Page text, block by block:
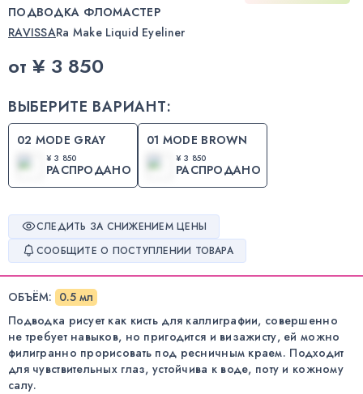
ПОДВОДКА ФЛОМАСТЕР
RAVISSARa Make Liquid Eyeliner
от ¥ 3 850
ВЫБЕРИТЕ ВАРИАНТ:
02 MODE GRAY
¥ 3 850
РАСПРОДАНО
01 MODE BROWN
¥ 3 850
РАСПРОДАНО
СЛЕДИТЬ ЗА СНИЖЕНИЕМ ЦЕНЫ
СООБЩИТЕ О ПОСТУПЛЕНИИ ТОВАРА
ОБЪЁМ: 0.5 мл
Подводка рисует как кисть для каллиграфии, совершенно
не требует навыков, но пригодится и визажисту, ей можно
филигранно прорисовать под ресничным краем. Подходит
для чувствительных глаз, устойчива к воде, поту и кожному
салу.